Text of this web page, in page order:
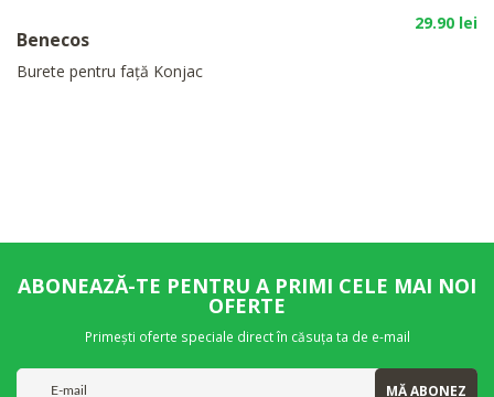
29.90 lei
Benecos
Burete pentru față Konjac
ABONEAZĂ-TE PENTRU A PRIMI CELE MAI NOI
OFERTE
Primești oferte speciale direct în căsuța ta de e-mail
MĂ ABONEZ